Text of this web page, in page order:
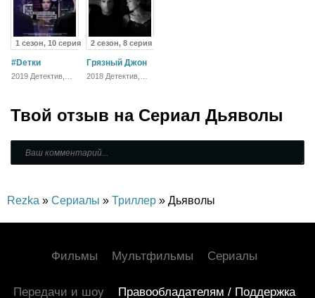
1 сезон, 10 серия
#Dетки
2019 Детектив,
2 сезон, 8 серия
Грязный Джон
2018 Детектив,
Твой отзыв на Сериал Дьяволы
Rezka » Сериалы » Триллер » Дьяволы
Фильмы Мультфильмы Сериалы
Передачи и шоу Правообладателям / Поддержка